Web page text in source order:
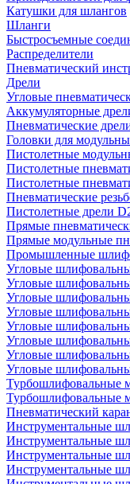
Катушки для шлангов
Шланги
Быстросъемные
Распределители
Пневматический
Дрели
Угловые
Аккумуляторные
Пневматические
Головки для
Пистолетные
Пистолетные
Пистолетные
Пневматические
Пистолетные дрели
Прямые
Прямые модульные
Промышленные
Угловые
Угловые
Угловые
Угловые
Угловые
Угловые
Угловые
Угловые
Турбошлифовальные
Турбошлифовальные
Пневматический
Инструментальные
Инструментальные
Инструментальные
Инструментальные